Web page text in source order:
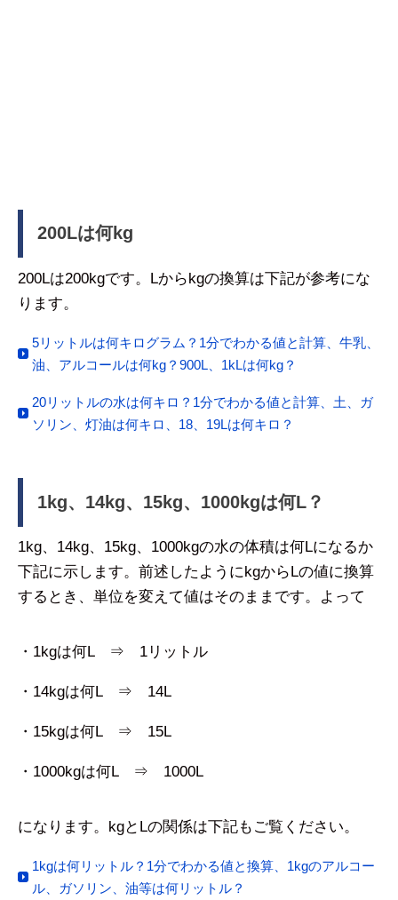
200Lは何kg
200Lは200kgです。Lからkgの換算は下記が参考にな
ります。
5リットルは何キログラム？1分でわかる値と計算、牛乳、
油、アルコールは何kg？900L、1kLは何kg？
20リットルの水は何キロ？1分でわかる値と計算、土、ガ
ソリン、灯油は何キロ、18、19Lは何キロ？
1kg、14kg、15kg、1000kgは何L？
1kg、14kg、15kg、1000kgの水の体積は何Lになるか
下記に示します。前述したようにkgからLの値に換算
するとき、単位を変えて値はそのままです。よって
・1kgは何L ⇒ 1リットル
・14kgは何L ⇒ 14L
・15kgは何L ⇒ 15L
・1000kgは何L ⇒ 1000L
になります。kgとLの関係は下記もご覧ください。
1kgは何リットル？1分でわかる値と換算、1kgのアルコー
ル、ガソリン、油等は何リットル？